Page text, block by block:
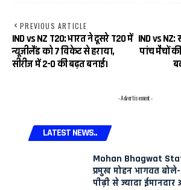
PREVIOUS ARTICLE
IND vs NZ T20: भारत ने दूसरे T20 में
न्यूजीलैंड को 7 विकेट से हराया,
सीरीज में 2-0 की बढ़त बनाई।
IND vs NZ:
पांच मैचों
- Advertisement -
LATEST NEWS..
Mohan Bhagwat
प्रमुख मोहन भागवत बोले-
पीढ़ी से ज्यादा